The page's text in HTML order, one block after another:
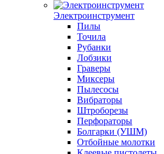
Электроинструмент
Пилы
Точила
Рубанки
Лобзики
Граверы
Миксеры
Пылесосы
Вибраторы
Штроборезы
Перфораторы
Болгарки (УШМ)
Отбойные молотки